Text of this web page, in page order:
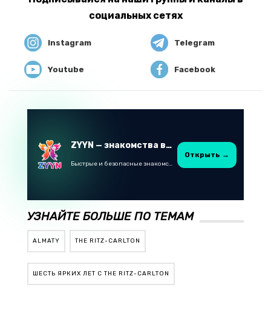
социальных сетях
Instagram Telegram
Youtube Facebook
ZYYN — знакомства в Казахстане
Быстрые и безопасные знакомства в Telegram
Открыть →
УЗНАЙТЕ БОЛЬШЕ ПО ТЕМАМ
ALMATY THE RITZ-CARLTON
ШЕСТЬ ЯРКИХ ЛЕТ С THE RITZ-CARLTON